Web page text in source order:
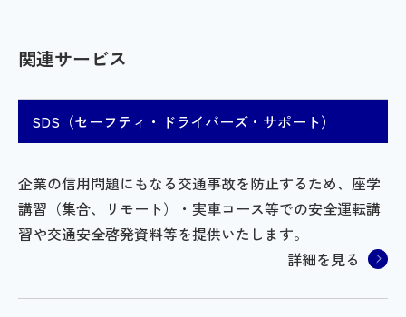
関連サービス
SDS（セーフティ・ドライバーズ・サポート）
企業の信用問題にもなる交通事故を防止するため、座学
講習（集合、リモート）・実車コース等での安全運転講
習や交通安全啓発資料等を提供いたします。
詳細を見る